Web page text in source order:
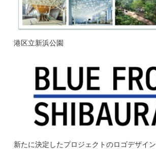
港区立新浜公園
新たに決定したプロジェクトのロゴデザイン